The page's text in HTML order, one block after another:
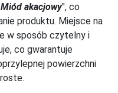
Miód akacjowy", co
produktu. Miejsce na
w sposób czytelny i
co gwarantuje
powierzchni